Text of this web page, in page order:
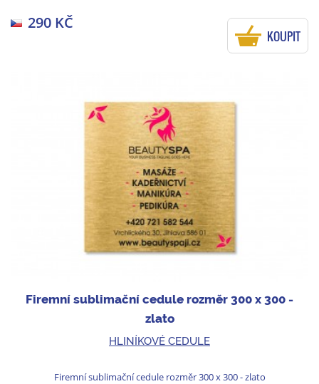
290 KČ
KOUPIT
Firemní sublimační cedule rozměr 300 x 300 -
zlato
HLINÍKOVÉ CEDULE
Firemní sublimační cedule rozměr 300 x 300 - zlato